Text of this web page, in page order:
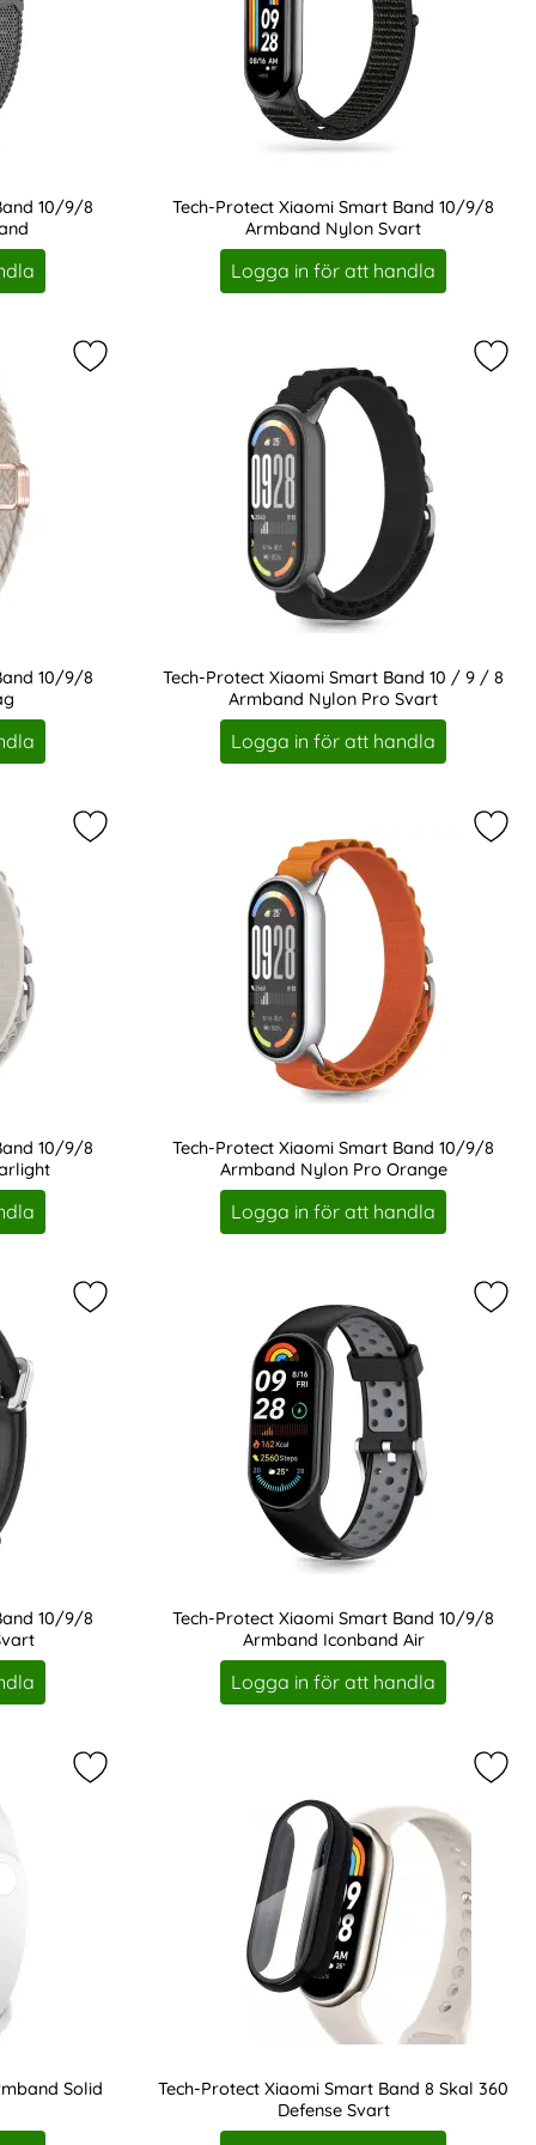
10/9/8
Tech-Protect Xiaomi Smart Band 10/9/8
Armband Nylon Svart
Art. nr 233484
Logga in för att handla
10/9/8 Armband NylonMag Svart som favorit
10/9/8
Markera tech-Protect Xiaomi Smart Band 10/9/8
Tech-Protect Xiaomi Smart Band 10 / 9 / 8
Armband Nylon Pro Svart
Art. nr 242964
Logga in för att handla
10/9/8 Armband Nylon Stripe som favorit
10/9/8
Markera tech-Protect Xiaomi Smart Band 10/9/8
Tech-Protect Xiaomi Smart Band 10/9/8
Armband Nylon Pro Orange
Art. nr 243068
Logga in för att handla
favorit
10/9/8 2-PACK Skärmskydd GlassFit+ som favorit
10/9/8
Markera tech-Protect Xiaomi Smart Band 10/9/8
Tech-Protect Xiaomi Smart Band 10/9/8
Armband Iconband Air
Art. nr 243089
Logga in för att handla
10/9/8 Armband Iconband Air som favorit
Solid
Markera xiaomi Smart Band 10/9/8 Armband
Tech-Protect Xiaomi Smart Band 8 Skal 360
Defense Svart
Art. nr 233476